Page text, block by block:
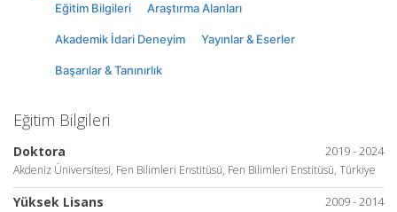
Eğitim Bilgileri Araştırma Alanları
Akademik İdari Deneyim Yayınlar & Eserler
Başarılar & Tanınırlık
Eğitim Bilgileri
2019 - 2024
Doktora
Akdeniz Üniversitesi, Fen Bilimleri Enstitüsü, Fen Bilimleri Enstitüsü, Türkiye
2009 - 2014
Yüksek Lisans